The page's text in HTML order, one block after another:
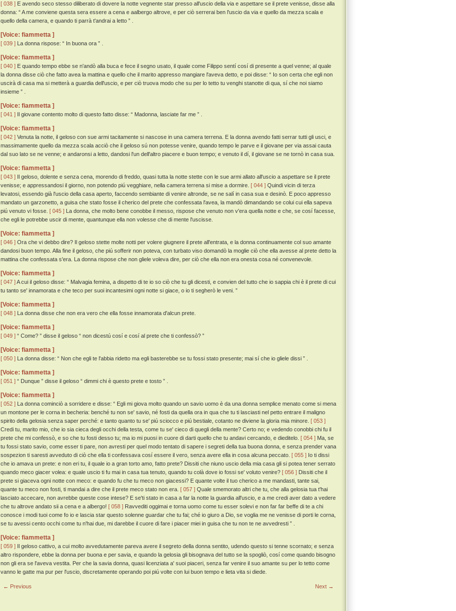
[ 038 ] E avendo seco stesso diliberato di dovere la notte vegnente star presso all'uscio della via e aspettare se il prete venisse, disse alla
donna: “ A me conviene questa sera essere a cena e aalbergo altrove, e per ciò serrerai ben l'uscio da via e quello da mezza scala e
quello della camera, e quando ti parrà t'andrai a letto ” .
[Voice: fiammetta ]
[ 039 ] La donna rispose: “ In buona ora ” .
[Voice: fiammetta ]
[ 040 ] E quando tempo ebbe se n'andò alla buca e fece il segno usato, il quale come Filippo sentí cosí di presente a quel venne; al quale
la donna disse ciò che fatto avea la mattina e quello che il marito appresso mangiare l'aveva detto, e poi disse: “ Io son certa che egli non
uscirà di casa ma si metterà a guardia dell'uscio, e per ciò truova modo che su per lo tetto tu venghi stanotte di qua, sí che noi siamo
insieme ” .
[Voice: fiammetta ]
[ 041 ] Il giovane contento molto di questo fatto disse: “ Madonna, lasciate far me ” .
[Voice: fiammetta ]
[ 042 ] Venuta la notte, il geloso con sue armi tacitamente si nascose in una camera terrena. E la donna avendo fatti serrar tutti gli usci, e
massimamente quello da mezza scala acciò che il geloso sú non potesse venire, quando tempo le parve e il giovane per via assai cauta
dal suo lato se ne venne; e andaronsi a letto, dandosi l'un dell'altro piacere e buon tempo; e venuto il dí, il giovane se ne tornò in casa sua.
[Voice: fiammetta ]
[ 043 ] Il geloso, dolente e senza cena, morendo di freddo, quasi tutta la notte stette con le sue armi allato all'uscio a aspettare se il prete
venisse; e appressandosi il giorno, non potendo piú vegghiare, nella camera terrena si mise a dormire. [ 044 ] Quindi vicin di terza
levatosi, essendo già l'uscio della casa aperto, faccendo sembiante di venire altronde, se ne salí in casa sua e desinò. E poco appresso
mandato un garzonetto, a guisa che stato fosse il cherico del prete che confessata l'avea, la mandò dimandando se colui cui ella sapeva
piú venuto vi fosse. [ 045 ] La donna, che molto bene conobbe il messo, rispose che venuto non v'era quella notte e che, se cosí facesse,
che egli le potrebbe uscir di mente, quantunque ella non volesse che di mente l'uscisse.
[Voice: fiammetta ]
[ 046 ] Ora che vi debbo dire? Il geloso stette molte notti per volere giugnere il prete all'entrata, e la donna continuamente col suo amante
dandosi buon tempo. Alla fine il geloso, che piú sofferir non poteva, con turbato viso domandò la moglie ciò che ella avesse al prete detto la
mattina che confessata s'era. La donna rispose che non gliele voleva dire, per ciò che ella non era onesta cosa né convenevole.
[Voice: fiammetta ]
[ 047 ]A cui il geloso disse: “ Malvagia femina, a dispetto di te io so ciò che tu gli dicesti, e convien del tutto che io sappia chi è il prete di cui
tu tanto se' innamorata e che teco per suoi incantesimi ogni notte si giace, o io ti segherò le veni. ”
[Voice: fiammetta ]
[ 048 ] La donna disse che non era vero che ella fosse innamorata d'alcun prete.
[Voice: fiammetta ]
[ 049 ] “ Come? ” disse il geloso “ non dicestú cosí e cosí al prete che ti confessò? ”
[Voice: fiammetta ]
[ 050 ] La donna disse: “ Non che egli te l'abbia ridetto ma egli basterebbe se tu fossi stato presente; mai sí che io gliele dissi ” .
[Voice: fiammetta ]
[ 051 ] “ Dunque ” disse il geloso “ dimmi chi è questo prete e tosto ” .
[Voice: fiammetta ]
[ 052 ] La donna cominciò a sorridere e disse: “ Egli mi giova molto quando un savio uomo è da una donna semplice menato come si mena
un montone per le corna in becheria: benché tu non se' savio, né fosti da quella ora in qua che tu ti lasciasti nel petto entrare il maligno
spirito della gelosia senza saper perché: e tanto quanto tu se' piú sciocco e piú bestiale, cotanto ne diviene la gloria mia minore. [ 053 ]
Credi tu, marito mio, che io sia cieca degli occhi della testa, come tu se' cieco di quegli della mente? Certo no; e vedendo conobbi chi fu il
prete che mi confessò, e so che tu fosti desso tu; ma io mi puosi in cuore di darti quello che tu andavi cercando, e dieditelo. [ 054 ] Ma, se
tu fossi stato savio, come esser ti pare, non avresti per quel modo tentato di sapere i segreti della tua buona donna, e senza prender vana
sospezion ti saresti avveduto di ciò che ella ti confessava cosí essere il vero, senza avere ella in cosa alcuna peccato. [ 055 ] Io ti dissi
che io amava un prete: e non eri tu, il quale io a gran torto amo, fatto prete? Dissiti che niuno uscio della mia casa gli si potea tener serrato
quando meco giacer volea: e quale uscio ti fu mai in casa tua tenuto, quando tu colà dove io fossi se' voluto venire? [ 056 ] Dissiti che il
prete si giaceva ogni notte con meco: e quando fu che tu meco non giacessi? E quante volte il tuo cherico a me mandasti, tante sai,
quante tu meco non fosti, ti mandai a dire che il prete meco stato non era. [ 057 ] Quale smemorato altri che tu, che alla gelosia tua t'hai
lasciato accecare, non avrebbe queste cose intese? E se'ti stato in casa a far la notte la guardia all'uscio, e a me credi aver dato a vedere
che tu altrove andato sii a cena e a albergo! [ 058 ] Ravvediti oggimai e torna uomo come tu esser solevi e non far far beffe di te a chi
conosce i modi tuoi come fo io e lascia star questo solenne guardar che tu fai; ché io giuro a Dio, se voglia me ne venisse di porti le corna,
se tu avessi cento occhi come tu n'hai due, mi darebbe il cuore di fare i piacer miei in guisa che tu non te ne avvedresti ” .
[Voice: fiammetta ]
[ 059 ] Il geloso cattivo, a cui molto avvedutamente pareva avere il segreto della donna sentito, udendo questo si tenne scornato; e senza
altro rispondere, ebbe la donna per buona e per savia, e quando la gelosia gli bisognava del tutto se la spogliò, cosí come quando bisogno
non gli era se l'aveva vestita. Per che la savia donna, quasi licenziata a' suoi piaceri, senza far venire il suo amante su per lo tetto come
vanno le gatte ma pur per l'uscio, discretamente operando poi piú volte con lui buon tempo e lieta vita si diede.
← Previous Next →